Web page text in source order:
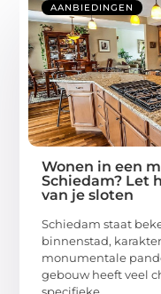
AANBIEDINGEN
Wonen in een
Schiedam? Let
van je sloten
Schiedam staat
binnenstad,
monumentale
gebouw heeft veel
specifieke ...